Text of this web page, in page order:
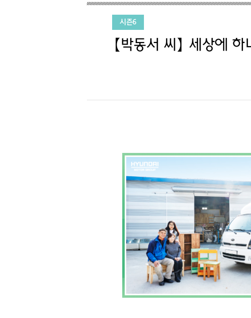
시즌6
【박동서 씨】 세상에